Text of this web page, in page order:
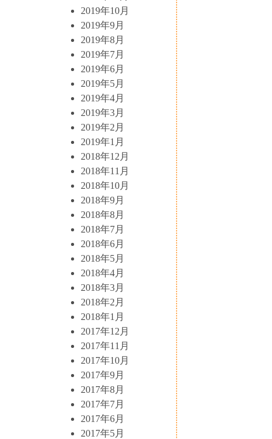
2019年10月
2019年9月
2019年8月
2019年7月
2019年6月
2019年5月
2019年4月
2019年3月
2019年2月
2019年1月
2018年12月
2018年11月
2018年10月
2018年9月
2018年8月
2018年7月
2018年6月
2018年5月
2018年4月
2018年3月
2018年2月
2018年1月
2017年12月
2017年11月
2017年10月
2017年9月
2017年8月
2017年7月
2017年6月
2017年5月